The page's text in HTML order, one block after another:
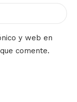
y web en
comente.